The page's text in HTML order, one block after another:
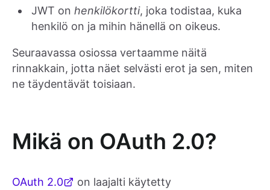
JWT on henkilökortti, joka todistaa, kuka
henkilö on ja mihin hänellä on oikeus.
Seuraavassa osiossa vertaamme näitä
rinnakkain, jotta näet selvästi erot ja sen, miten
ne täydentävät toisiaan.
Mikä on OAuth 2.0?
OAuth 2.0
on laajalti käytetty